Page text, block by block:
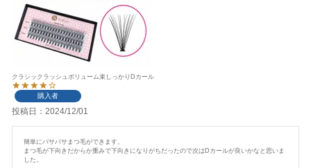
クラシックラッシュボリューム束しっかりDカール
購入者
投稿日 2024/12/01
簡単にバサバサまつ毛ができます。
まつ毛が下向きだからか重みで下向きになりがちだったので次はDカールが良いかなと思いま
した。